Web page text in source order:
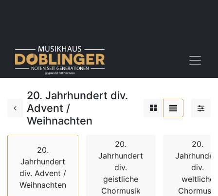
20. Jahrhundert div.
Advent /
Weihnachten
20.
Jahrhundert
div. Advent /
Weihnachten
20.
Jahrhundert
div.
geistliche
Chormusik
20.
div.
weltliche
Chormusik